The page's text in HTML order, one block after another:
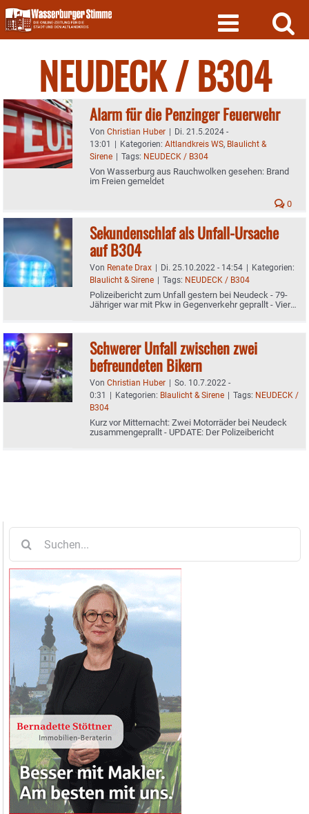
Skip
to
content
NEUDECK / B304
Alarm für die Penzinger Feuerwehr
Von Christian Huber | Di. 21.5.2024 -
13:01 | Kategorien: Altlandkreis WS, Blaulicht &
Sirene | Tags: NEUDECK / B304
Von Wasserburg aus Rauchwolken gesehen: Brand
im Freien gemeldet
0
Sekundenschlaf als Unfall-Ursache
auf B304
Von Renate Drax | Di. 25.10.2022 - 14:54 | Kategorien:
Blaulicht & Sirene | Tags: NEUDECK / B304
Polizeibericht zum Unfall gestern bei Neudeck - 79-
Jähriger war mit Pkw in Gegenverkehr geprallt - Vier
Schwerer Unfall zwischen zwei
befreundeten Bikern
Von Christian Huber | So. 10.7.2022 -
0:31 | Kategorien: Blaulicht & Sirene | Tags: NEUDECK /
B304
Kurz vor Mitternacht: Zwei Motorräder bei Neudeck
zusammengeprallt - UPDATE: Der Polizeibericht
nach: